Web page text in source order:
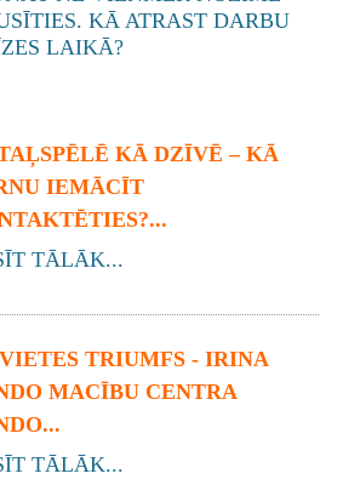
KĀ DZĪVĒ – KĀ
IEMĀCĪT
TĀLĀK...
TRIUMFS - IRINA
MACĪBU CENTRA
TĀLĀK...